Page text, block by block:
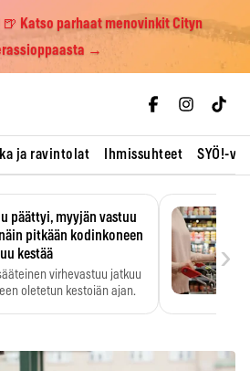
🍺 Katso parhaat menovinkit Cityn
→
ja ravintolat Ihmissuhteet SYÖ!-
päättyi, myyjän vastuu
pitkään kodinkoneen
kestää
virhevastuu jatkuu
oletetun kestoiän ajan.
›